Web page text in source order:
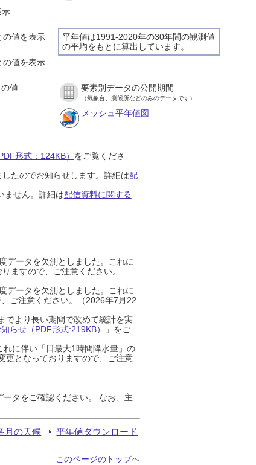
示
平年値は1991-2020年の30年間の観測値
の平均をもとに算出しています。
の値を表示
の値を表示
値 要素別データの公開期間
（気象台、測候所などのみのデータです）
メッシュ平年値図
形式：124KB） をご覧くださ
たのでお知らせします。詳細は配
ません。詳細は配信資料に関する
データを欠測としました。これに
ますので、ご注意ください。
データを欠測としました。これに
ご注意ください。（2026年7月22
でより長い期間で改めて統計を実
らせ（PDF形式:219KB）
」をご
に伴い「日最大1時間降水量」の
更となっておりますので、ご注意
タをご確認ください。 なお、主
月の天候 平年値ダウンロード
このページのトップへ